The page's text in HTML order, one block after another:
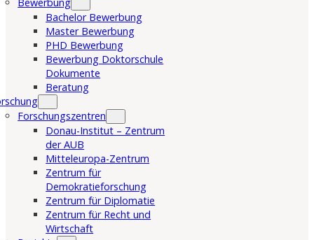
Bachelor Bewerbung
Master Bewerbung
PHD Bewerbung
Bewerbung Doktorschule
Dokumente
Beratung
Forschungszentren
Donau-Institut – Zentrum
der AUB
Mitteleuropa-Zentrum
Zentrum für
Demokratieforschung
Zentrum für Diplomatie
Zentrum für Recht und
Wirtschaft